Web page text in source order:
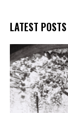
LATEST POSTS